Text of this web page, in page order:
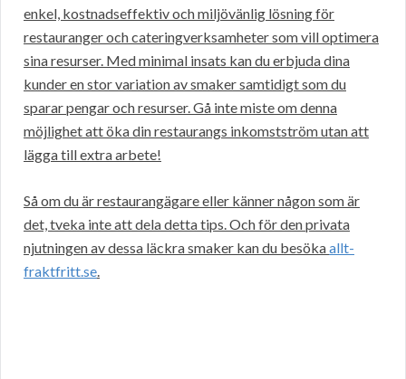
enkel, kostnadseffektiv och miljövänlig lösning för
restauranger och cateringverksamheter som vill optimera
sina resurser. Med minimal insats kan du erbjuda dina
kunder en stor variation av smaker samtidigt som du
sparar pengar och resurser. Gå inte miste om denna
möjlighet att öka din restaurangs inkomstström utan att
lägga till extra arbete!
Så om du är restaurangägare eller känner någon som är
det, tveka inte att dela detta tips. Och för den privata
njutningen av dessa läckra smaker kan du besökaallt-
fraktfritt.se.